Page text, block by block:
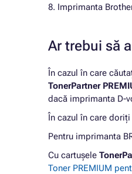
8. Imprimanta
Ar trebui să
În cazul în care
TonerPartner
dacă imprimanta D-
În cazul în care
Pentru imprimanta
Cu cartușele
Toner PREMIUM